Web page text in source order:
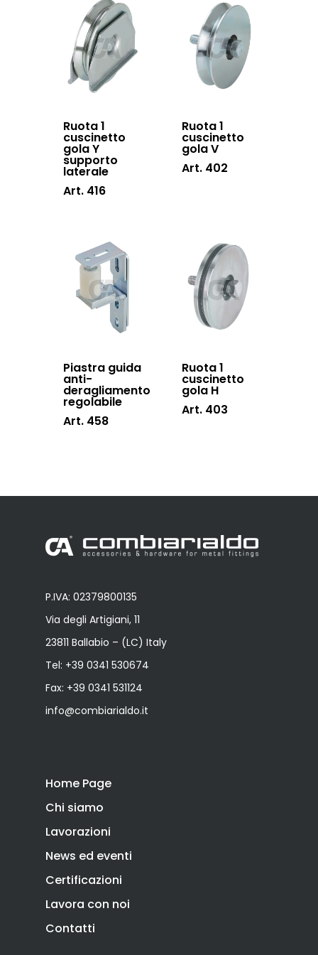
Ruota 1
cuscinetto
gola Y
supporto
laterale
Art. 416
Ruota 1
cuscinetto
gola V
Art. 402
Piastra guida
anti-
deragliamento
regolabile
Art. 458
Ruota 1
cuscinetto
gola H
Art. 403
P.IVA: 02379800135
Via degli Artigiani, 11
23811 Ballabio – (LC) Italy
Tel: +39 0341 530674
Fax: +39 0341 531124
info@combiarialdo.it
Home Page
Chi siamo
Lavorazioni
News ed eventi
Certificazioni
Lavora con noi
Contatti
scorrevoli
Accessori
sospesi
Swing gates
Sistemi di
Hardware
Lavora con noi
Contatti